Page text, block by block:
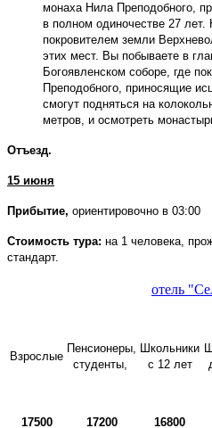
монаха Нила Преподобного,
в полном одиночестве 27
покровителем земли
этих мест. Вы побываете в
Богоявленском соборе, где
Преподобного, приносящие
смогут подняться на
метров, и осмотреть
Отъезд.
15 июня
Прибытие, ориентировочно в 03:00
Стоимость тура: на 1 человека,
стандарт.
отель
Взрослые
Пенсионеры,
студенты,
Школьники
с 12 лет
17500 17200 16800